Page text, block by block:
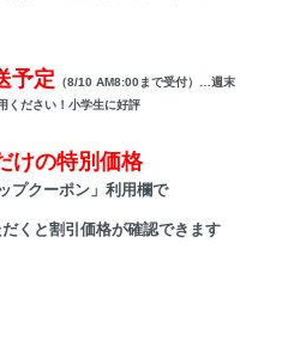
予定 （8/10 AM8:00まで受付）…週末
ください！小学生に好評
けの特別価格
プクーポン」利用欄で
くと割引価格が確認できます